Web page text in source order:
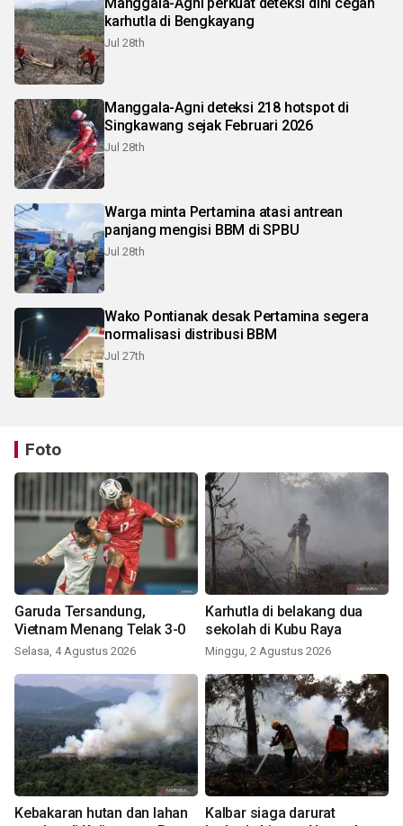
Manggala-Agni perkuat deteksi dini cegah
karhutla di Bengkayang
Jul 28th
Manggala-Agni deteksi 218 hotspot di
Singkawang sejak Februari 2026
Jul 28th
Warga minta Pertamina atasi antrean
panjang mengisi BBM di SPBU
Jul 28th
Wako Pontianak desak Pertamina segera
normalisasi distribusi BBM
Jul 27th
Foto
Garuda Tersandung,
Vietnam Menang Telak 3-0
Selasa, 4 Agustus 2026
Karhutla di belakang dua
sekolah di Kubu Raya
Minggu, 2 Agustus 2026
Kebakaran hutan dan lahan
Kalbar siaga darurat